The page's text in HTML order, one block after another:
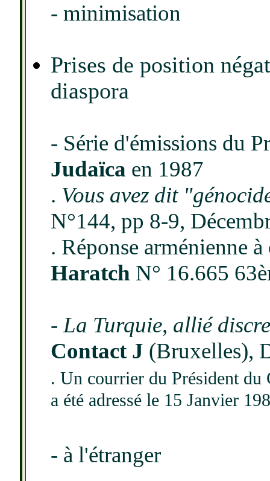
- minimisation
Prises de position
diaspora
- Série d'émissions du
Judaïca en 1987
. Vous avez dit
N°144, pp 8-9,
. Réponse arménienne
Haratch N° 16.665
- La Turquie, allié
Contact J (Bruxelles),
. Un courrier du Président du
a été adressé le 15 Janvier
- à l'étranger